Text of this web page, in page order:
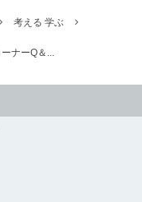
考える 学ぶ
ナーQ＆...